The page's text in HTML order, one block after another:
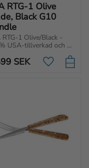
RTG-1 Olive
Black G10
RTG-1 Olive/Black -
USA-tillverkad och
blad med
handtag.
SEK Lägg till i